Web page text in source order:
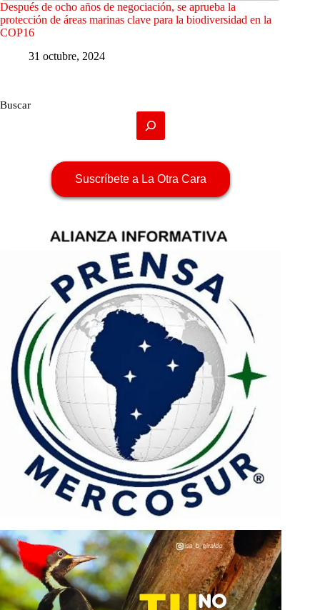
Después de ocho años de negociación, se aprueba la
protección de áreas marinas clave para la biodiversidad en la
COP16
31 octubre, 2024
Buscar
Suscríbete a La Otra Cara